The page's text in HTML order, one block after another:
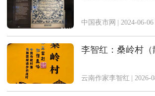
中国夜市网 | 2024-06-
李智红：桑岭村（
云南作家李智红 | 2026-